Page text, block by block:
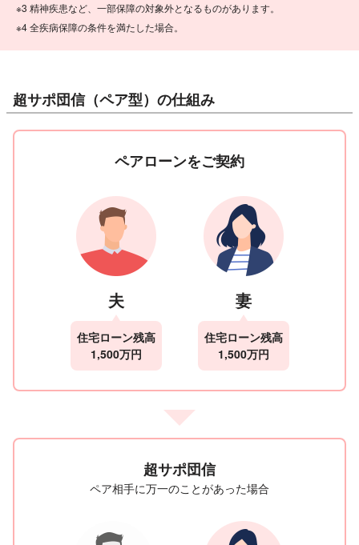
※3 精神疾患など、一部保障の対象外となるものがあります。
※4全疾病保障の条件を満たした場合。
超サポ団信（ペア型）の仕組み
ペアローンをご契約
夫
住宅ローン残高
1,500万円
妻
住宅ローン残高
1,500万円
超サポ団信
ペア相手に万一のことがあった場合